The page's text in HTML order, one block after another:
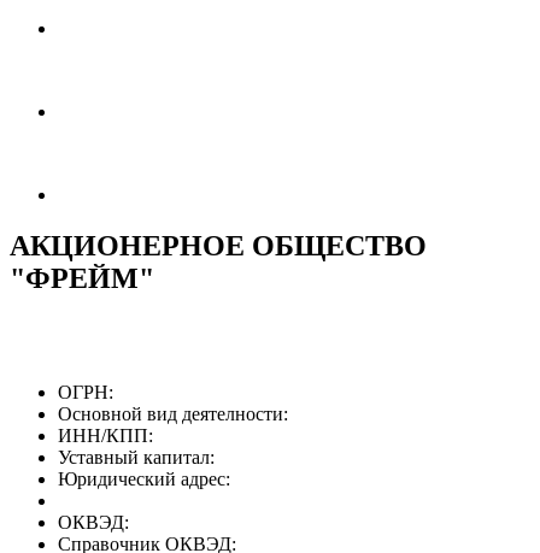
АКЦИОНЕРНОЕ ОБЩЕСТВО
"ФРЕЙМ"
ОГРН:
Основной вид деятелности:
ИНН/КПП:
Уставный капитал:
Юридический адрес:
ОКВЭД:
Справочник ОКВЭД: